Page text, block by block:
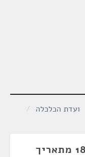
ועדת הכלכלה /
ישיבת ועדה של הכנסת ה-18 מתאריך